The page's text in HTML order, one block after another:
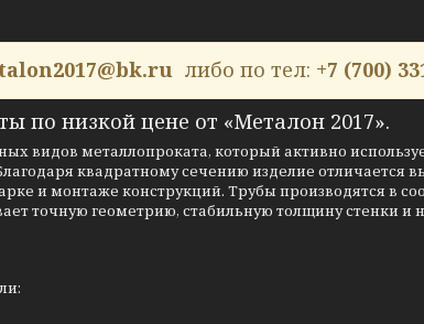
либо по тел: +7 (700)
по низкой цене от «Металон 2017».
видов металлопроката, который активно
квадратному сечению изделие отличается
и монтаже конструкций. Трубы производятся в
точную геометрию, стабильную толщину стенки и